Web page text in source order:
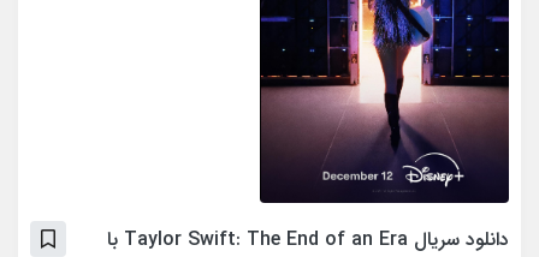
دانلود سریال Taylor Swift: The End of an Era با